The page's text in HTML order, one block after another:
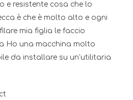
e resistente cosa che lo
è che è molto alto e ogni
mia figlia le faccio
Ho una macchina molto
da installare su un’utilitaria